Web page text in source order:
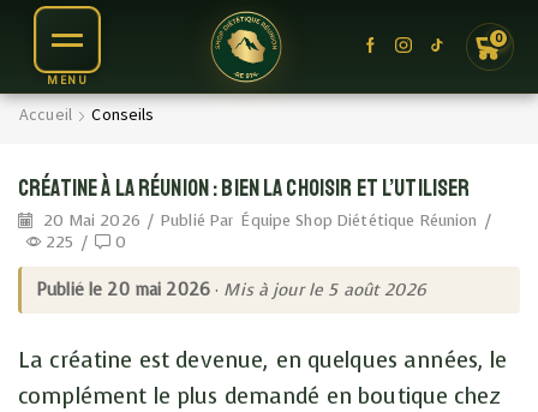
0
Accueil Conseils
Créatine à La Réunion : bien la choisir et l’utiliser
20 Mai 2026 / Publié Par Équipe Shop Diététique Réunion /
225 / 0
Publié le 20 mai 2026· Mis à jour le 5 août 2026
La créatine est devenue, en quelques années, le
complément le plus demandé en boutique chez